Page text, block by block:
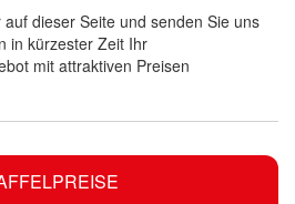
dieser Seite und senden Sie uns
in kürzester Zeit Ihr
mit attraktiven Preisen